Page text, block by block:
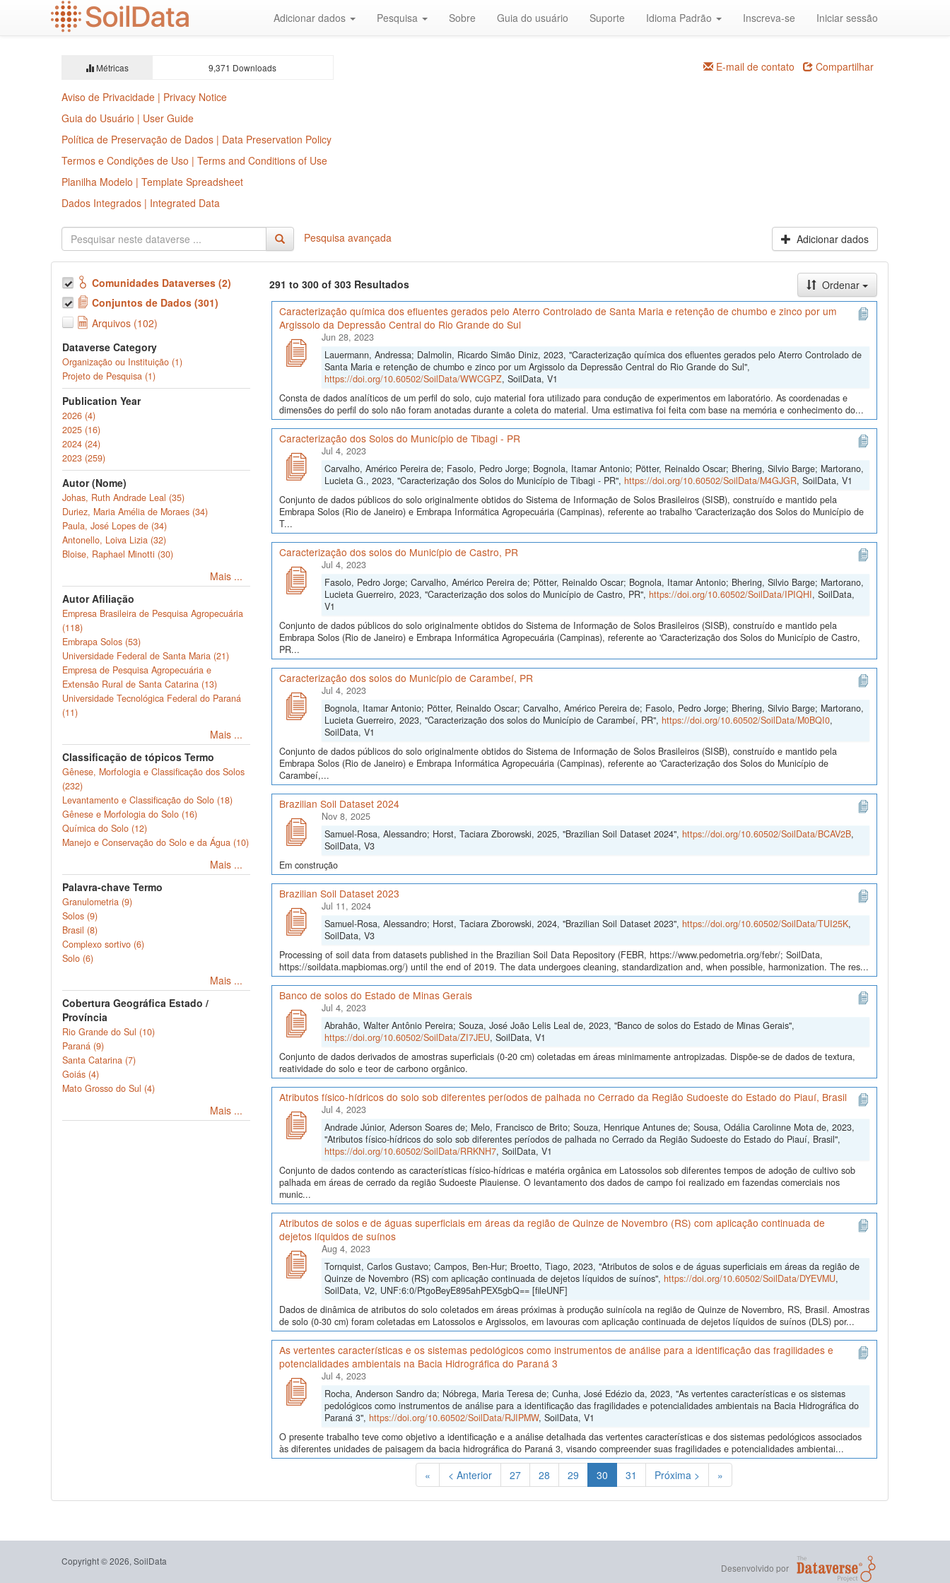
Adicionar dados Pesquisa Sobre Guia do usuário Suporte Idioma Padrão Inscreva-se Iniciar sessão
Métricas 9,371 Downloads E-mail de contato Compartilhar
Aviso de Privacidade | Privacy Notice
Guia do Usuário | User Guide
Política de Preservação de Dados | Data Preservation Policy
Termos e Condições de Uso | Terms and Conditions of Use
Planilha Modelo | Template Spreadsheet
Dados Integrados | Integrated Data
Pesquisa avançada Adicionar dados
Comunidades Dataverses (2)
Conjuntos de Dados (301)
Arquivos (102)
Dataverse Category
Organização ou Instituição (1)
Projeto de Pesquisa (1)
Publication Year
2026 (4)
2025 (16)
2024 (24)
2023 (259)
Autor (Nome)
Johas, Ruth Andrade Leal (35)
Duriez, Maria Amélia de Moraes (34)
Paula, José Lopes de (34)
Antonello, Loiva Lizia (32)
Bloise, Raphael Minotti (30)
Mais ...
Autor Afiliação
Empresa Brasileira de Pesquisa Agropecuária
(118)
Embrapa Solos (53)
Universidade Federal de Santa Maria (21)
Empresa de Pesquisa Agropecuária e
Extensão Rural de Santa Catarina (13)
Universidade Tecnológica Federal do Paraná
(11)
Mais ...
Classificação de tópicos Termo
Gênese, Morfologia e Classificação dos Solos
(232)
Levantamento e Classificação do Solo (18)
Gênese e Morfologia do Solo (16)
Química do Solo (12)
Manejo e Conservação do Solo e da Água (10)
Mais ...
Palavra-chave Termo
Granulometria (9)
Solos (9)
Brasil (8)
Complexo sortivo (6)
Solo (6)
Mais ...
Cobertura Geográfica Estado /
Província
Rio Grande do Sul (10)
Paraná (9)
Santa Catarina (7)
Goiás (4)
Mato Grosso do Sul (4)
Mais ...
291 to 300 of 303 Resultados
Ordenar
Caracterização química dos efluentes gerados pelo Aterro Controlado de Santa Maria e retenção de chumbo e zinco por um
Argissolo da Depressão Central do Rio Grande do Sul
Jun 28, 2023
Lauermann, Andressa; Dalmolin, Ricardo Simão Diniz, 2023, "Caracterização química dos efluentes gerados pelo Aterro Controlado de
Santa Maria e retenção de chumbo e zinco por um Argissolo da Depressão Central do Rio Grande do Sul",
https://doi.org/10.60502/SoilData/WWCGPZ, SoilData, V1
Consta de dados analíticos de um perfil do solo, cujo material fora utilizado para condução de experimentos em laboratório. As coordenadas e
dimensões do perfil do solo não foram anotadas durante a coleta do material. Uma estimativa foi feita com base na memória e conhecimento do...
Caracterização dos Solos do Município de Tibagi - PR
Jul 4, 2023
Carvalho, Américo Pereira de; Fasolo, Pedro Jorge; Bognola, Itamar Antonio; Pötter, Reinaldo Oscar; Bhering, Silvio Barge; Martorano,
Lucieta G., 2023, "Caracterização dos Solos do Município de Tibagi - PR", https://doi.org/10.60502/SoilData/M4GJGR, SoilData, V1
Conjunto de dados públicos do solo originalmente obtidos do Sistema de Informação de Solos Brasileiros (SISB), construído e mantido pela
Embrapa Solos (Rio de Janeiro) e Embrapa Informática Agropecuária (Campinas), referente ao trabalho 'Caracterização dos Solos do Município de
T...
Caracterização dos solos do Município de Castro, PR
Jul 4, 2023
Fasolo, Pedro Jorge; Carvalho, Américo Pereira de; Pötter, Reinaldo Oscar; Bognola, Itamar Antonio; Bhering, Silvio Barge; Martorano,
Lucieta Guerreiro, 2023, "Caracterização dos solos do Município de Castro, PR", https://doi.org/10.60502/SoilData/IPIQHI, SoilData,
V1
Conjunto de dados públicos do solo originalmente obtidos do Sistema de Informação de Solos Brasileiros (SISB), construído e mantido pela
Embrapa Solos (Rio de Janeiro) e Embrapa Informática Agropecuária (Campinas), referente ao 'Caracterização dos Solos do Município de Castro,
PR...
Caracterização dos solos do Município de Carambeí, PR
Jul 4, 2023
Bognola, Itamar Antonio; Pötter, Reinaldo Oscar; Carvalho, Américo Pereira de; Fasolo, Pedro Jorge; Bhering, Silvio Barge; Martorano,
Lucieta Guerreiro, 2023, "Caracterização dos solos do Município de Carambeí, PR", https://doi.org/10.60502/SoilData/M0BQI0,
SoilData, V1
Conjunto de dados públicos do solo originalmente obtidos do Sistema de Informação de Solos Brasileiros (SISB), construído e mantido pela
Embrapa Solos (Rio de Janeiro) e Embrapa Informática Agropecuária (Campinas), referente ao 'Caracterização dos Solos do Município de
Carambeí,...
Brazilian Soil Dataset 2024
Nov 8, 2025
Samuel-Rosa, Alessandro; Horst, Taciara Zborowski, 2025, "Brazilian Soil Dataset 2024", https://doi.org/10.60502/SoilData/BCAV2B,
SoilData, V3
Em construção
Brazilian Soil Dataset 2023
Jul 11, 2024
Samuel-Rosa, Alessandro; Horst, Taciara Zborowski, 2024, "Brazilian Soil Dataset 2023", https://doi.org/10.60502/SoilData/TUI25K,
SoilData, V3
Processing of soil data from datasets published in the Brazilian Soil Data Repository (FEBR, https://www.pedometria.org/febr/; SoilData,
https://soildata.mapbiomas.org/) until the end of 2019. The data undergoes cleaning, standardization and, when possible, harmonization. The res...
Banco de solos do Estado de Minas Gerais
Jul 4, 2023
Abrahão, Walter Antônio Pereira; Souza, José João Lelis Leal de, 2023, "Banco de solos do Estado de Minas Gerais",
https://doi.org/10.60502/SoilData/ZI7JEU, SoilData, V1
Conjunto de dados derivados de amostras superficiais (0-20 cm) coletadas em áreas minimamente antropizadas. Dispõe-se de dados de textura,
reatividade do solo e teor de carbono orgânico.
Atributos físico-hídricos do solo sob diferentes períodos de palhada no Cerrado da Região Sudoeste do Estado do Piauí, Brasil
Jul 4, 2023
Andrade Júnior, Aderson Soares de; Melo, Francisco de Brito; Souza, Henrique Antunes de; Sousa, Odália Carolinne Mota de, 2023,
"Atributos físico-hídricos do solo sob diferentes períodos de palhada no Cerrado da Região Sudoeste do Estado do Piauí, Brasil",
https://doi.org/10.60502/SoilData/RRKNH7, SoilData, V1
Conjunto de dados contendo as características físico-hídricas e matéria orgânica em Latossolos sob diferentes tempos de adoção de cultivo sob
palhada em áreas de cerrado da região Sudoeste Piauiense. O levantamento dos dados de campo foi realizado em fazendas comerciais nos
munic...
Atributos de solos e de águas superficiais em áreas da região de Quinze de Novembro (RS) com aplicação continuada de
dejetos líquidos de suínos
Aug 4, 2023
Tornquist, Carlos Gustavo; Campos, Ben-Hur; Broetto, Tiago, 2023, "Atributos de solos e de águas superficiais em áreas da região de
Quinze de Novembro (RS) com aplicação continuada de dejetos líquidos de suínos", https://doi.org/10.60502/SoilData/DYEVMU,
SoilData, V2, UNF:6:0/PtgoBeyE895ahPEX5gbQ== [fileUNF]
Dados de dinâmica de atributos do solo coletados em áreas próximas à produção suinícola na região de Quinze de Novembro, RS, Brasil. Amostras
de solo (0-30 cm) foram coletadas em Latossolos e Argissolos, em lavouras com aplicação continuada de dejetos líquidos de suínos (DLS) por...
As vertentes características e os sistemas pedológicos como instrumentos de análise para a identificação das fragilidades e
potencialidades ambientais na Bacia Hidrográfica do Paraná 3
Jul 4, 2023
Rocha, Anderson Sandro da; Nóbrega, Maria Teresa de; Cunha, José Edézio da, 2023, "As vertentes características e os sistemas
pedológicos como instrumentos de análise para a identificação das fragilidades e potencialidades ambientais na Bacia Hidrográfica do
Paraná 3", https://doi.org/10.60502/SoilData/RJIPMW, SoilData, V1
O presente trabalho teve como objetivo a identificação e a análise detalhada das vertentes características e dos sistemas pedológicos associados
às diferentes unidades de paisagem da bacia hidrográfica do Paraná 3, visando compreender suas fragilidades e potencialidades ambientai...
« < Anterior 27 28 29 30 (Atual)
31 Próxima > »
Copyright © 2026, SoilData
Desenvolvido por